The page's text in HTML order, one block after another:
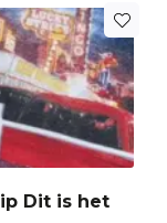
Dit is het